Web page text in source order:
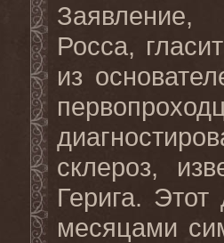
Заявление,
Росса,
из
склероз,
Герига. Этот
месяцами